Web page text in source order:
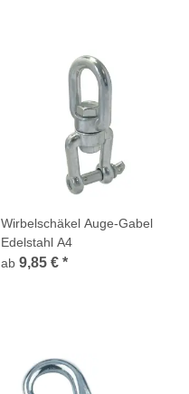
Wirbelschäkel Auge-Gabel
Edelstahl A4
ab 9,85 € *